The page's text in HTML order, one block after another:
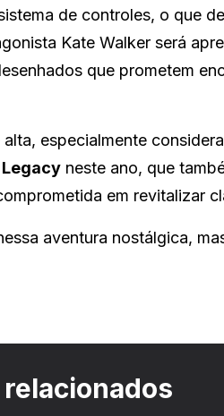
de controles, o que
Kate Walker será
que prometem
especialmente
Legacy neste ano, que
em revitalizar
aventura nostálgica,